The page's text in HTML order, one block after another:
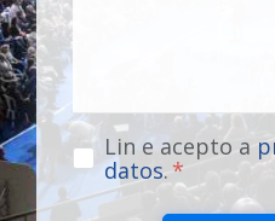
Lin e acepto a
datos.